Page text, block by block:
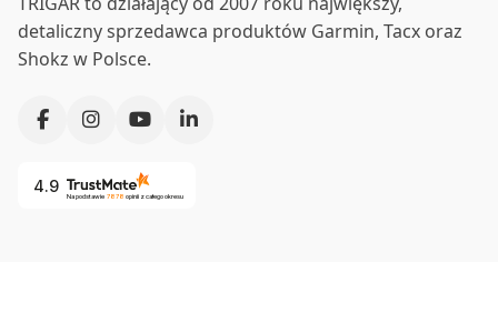
detaliczny sprzedawca produktów Garmin, Tacx oraz
Shokz w Polsce.
4.9
Na podstawie 7878 opinii z całego okresu